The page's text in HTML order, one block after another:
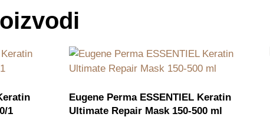
1
Eugene Perma ESSENTIEL Keratin
Ultimate Repair Mask 150-500 ml